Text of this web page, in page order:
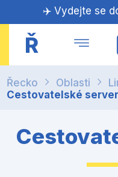
✈️ Vydejte se
Ř
Řecko Oblasti
Cestovatelské